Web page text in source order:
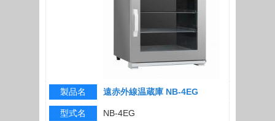
製品名 遠赤外線温蔵庫 NB-4EG
型式名 NB-4EG